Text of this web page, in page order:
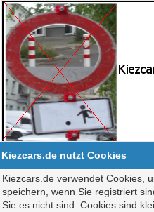
Kiezcars.de nutzt Cookies
Kiezcars.de verwendet Cookies,
speichern, wenn Sie registriert
Sie es nicht sind. Cookies sind